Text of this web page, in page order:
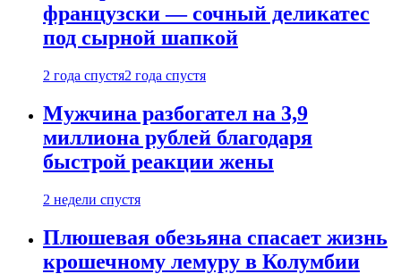
французски — сочный деликатес
под сырной шапкой
2 года спустя2 года спустя
Мужчина разбогател на 3,9
миллиона рублей благодаря
быстрой реакции жены
2 недели спустя
Плюшевая обезьяна спасает жизнь
крошечному лемуру в Колумбии